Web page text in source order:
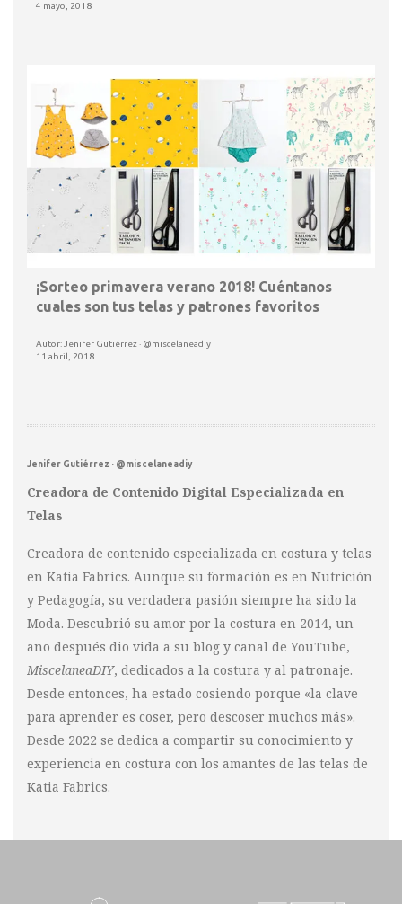
4 mayo, 2018
¡Sorteo primavera verano 2018! Cuéntanos
cuales son tus telas y patrones favoritos
Autor: Jenifer Gutiérrez · @miscelaneadiy
11 abril, 2018
Jenifer Gutiérrez · @miscelaneadiy
Creadora de Contenido Digital Especializada en
Telas
Creadora de contenido especializada en costura y telas
en Katia Fabrics. Aunque su formación es en Nutrición
y Pedagogía, su verdadera pasión siempre ha sido la
Moda. Descubrió su amor por la costura en 2014, un
año después dio vida a su blog y canal de YouTube,
MiscelaneaDIY, dedicados a la costura y al patronaje.
Desde entonces, ha estado cosiendo porque «la clave
para aprender es coser, pero descoser muchos más».
Desde 2022 se dedica a compartir su conocimiento y
experiencia en costura con los amantes de las telas de
Katia Fabrics.